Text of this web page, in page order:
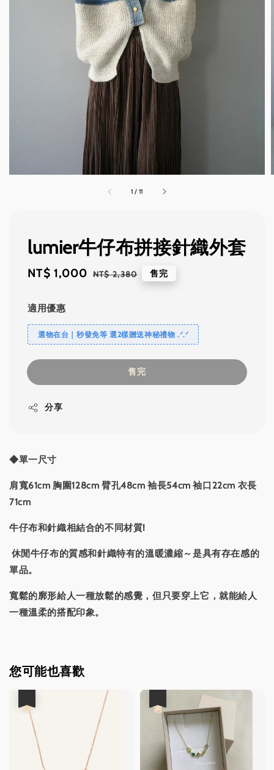
1 / 11
lumier牛仔布拼接針織外套
Sale
NT$ 1,000 Regular
NT$ 2,380 售完
適用優惠
選物在台｜秒發免等 選2樣贈送神秘禮物 .ᐟ‪‪.ᐟ
售完
分享
◆單一尺寸
肩寬61cm 胸圍128cm 臂孔48cm 袖長54cm 袖口22cm 衣長
71cm
牛仔布和針織相結合的不同材質!
休閒牛仔布的質感和針織特有的溫暖濃縮～是具有存在感的
單品。
寬鬆的廓形給人一種放鬆的感覺，但只要穿上它，就能給人
一種溫柔的搭配印象。
您可能也喜歡